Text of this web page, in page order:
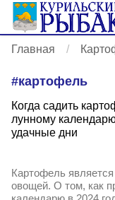
Главная
#картофель
Когда садить
лунному
удачные дни
Картофель
овощей. О том, как